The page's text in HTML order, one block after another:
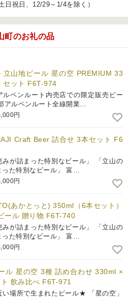
祝日、12/29～1/4を除く）
町のお礼の品
立山地ビール 星の空 PREMIUM 33
セット F6T-974
ルペンルート内売店での限定販売ビー
アルペンルート全線開業…
円
Craft Beer 詰合せ 3本セット F6
みが詰まった特別なビール」 「立山の
った特別なビール」 富…
円
あかとっと) 350ml（6本セット）
ール 贈り物 F6T-740
みが詰まった特別なビール」 「立山の
った特別なビール」 富…
円
ル 星の空 3種 詰め合わせ 330ml ×
飲み比べ F6T-971
い場所で生まれたビール★ 「星の空」